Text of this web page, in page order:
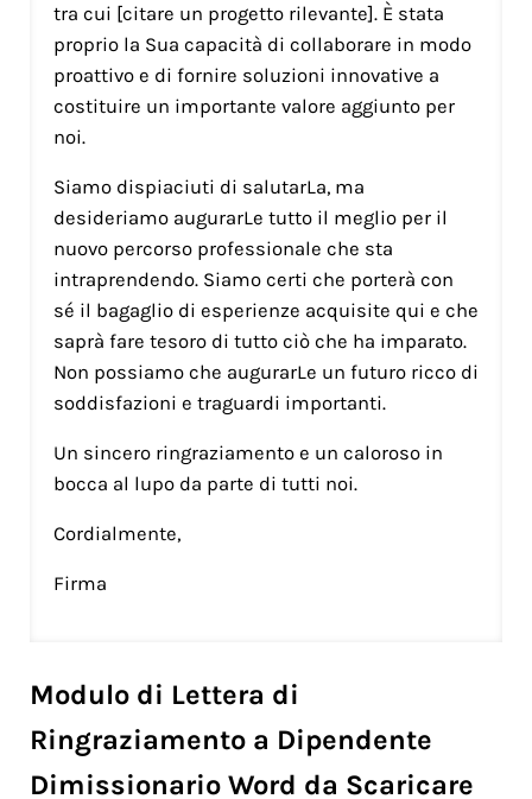
tra cui [citare un progetto rilevante]. È stata
proprio la Sua capacità di collaborare in modo
proattivo e di fornire soluzioni innovative a
costituire un importante valore aggiunto per
noi.
Siamo dispiaciuti di salutarLa, ma
desideriamo augurarLe tutto il meglio per il
nuovo percorso professionale che sta
intraprendendo. Siamo certi che porterà con
sé il bagaglio di esperienze acquisite qui e che
saprà fare tesoro di tutto ciò che ha imparato.
Non possiamo che augurarLe un futuro ricco di
soddisfazioni e traguardi importanti.
Un sincero ringraziamento e un caloroso in
bocca al lupo da parte di tutti noi.
Cordialmente,
Firma
Modulo di Lettera di
Ringraziamento a Dipendente
Dimissionario Word da Scaricare